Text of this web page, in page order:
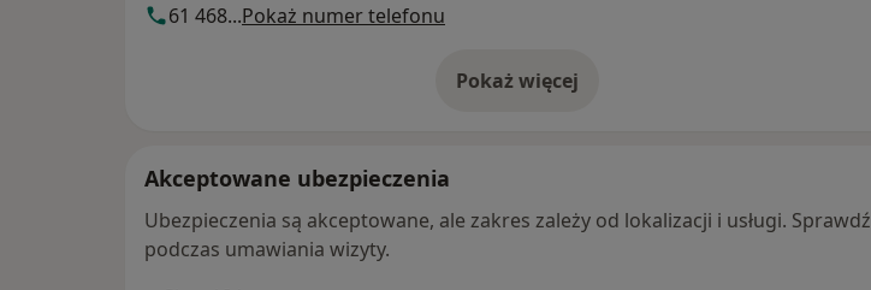
61 468...Pokaż numer telefonu
Pokaż więcej
o adresie
Akceptowane ubezpieczenia
Ubezpieczenia są akceptowane, ale zakres zależy od lokalizacji i usługi. Sprawdź
podczas umawiania wizyty.